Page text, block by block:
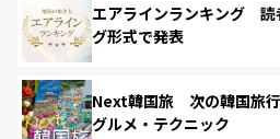
エアラインランキング 読
グ形式で発表
Next韓国旅 次の韓国旅行
グルメ・テクニック